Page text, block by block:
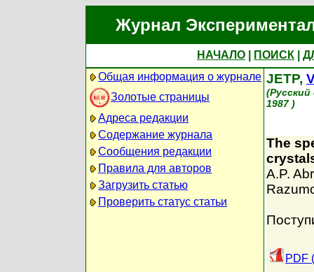
Журнал
НАЧАЛО ПОИСК
Общая информация о журнале
Золотые страницы
Адреса редакции
Содержание журнала
Сообщения редакции
Правила для авторов
Загрузить статью
Проверить статус статьи
JETP,
1987 )
The
A.P.
PDF